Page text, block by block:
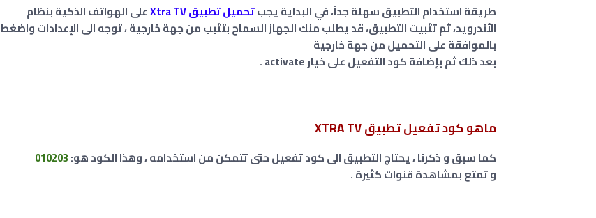
طريقة استخدام التطبيق سهلة جداً، في البداية يجبتحميل تطبيقXtra TVعلى الهواتف الذكية بنظام
الأندرويد، ثم تثبيت التطبيق، قد يطلب منك الجهاز السماح بتثبب من جهة خارجية ، توجه الى الإعدادات واضغط
بالموافقة على التحميل من جهة خارجية
بعد ذلك ثم بإضافة كود التفعيل على خيار activate .
ماهو كود تفعيل تطبيق XTRA TV
كما سبق و ذكرنا ، يحتاج التطبيق الى كود تفعيل حتى تتمكن من استخدامه ، وهذا الكود هو:010203
و تمتع بمشاهدة قنوات كثيرة .